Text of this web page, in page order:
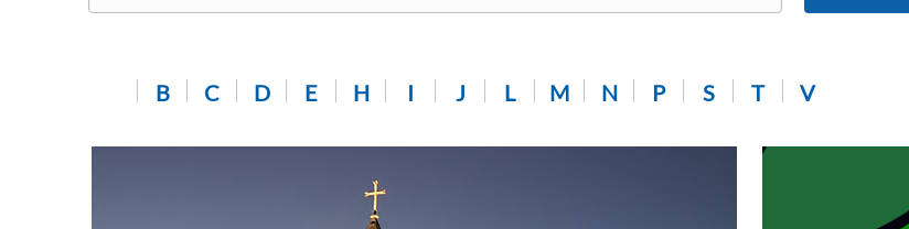
B C D E H I J L M N P S T V